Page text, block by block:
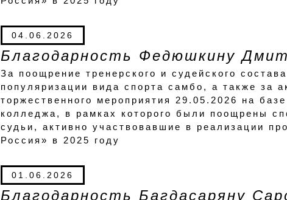
04.06.2026
Благодарность Федюшкину
За поощрение тренерского и судейского
популяризации вида спорта самбо, а также за
торжественного мероприятия 29.05.2026 на
колледжа, в рамках которого были поощрены
судьи, активно участвовавшие в реализации
Россия» в 2025 году
01.06.2026
Благодарность Багдасаряну